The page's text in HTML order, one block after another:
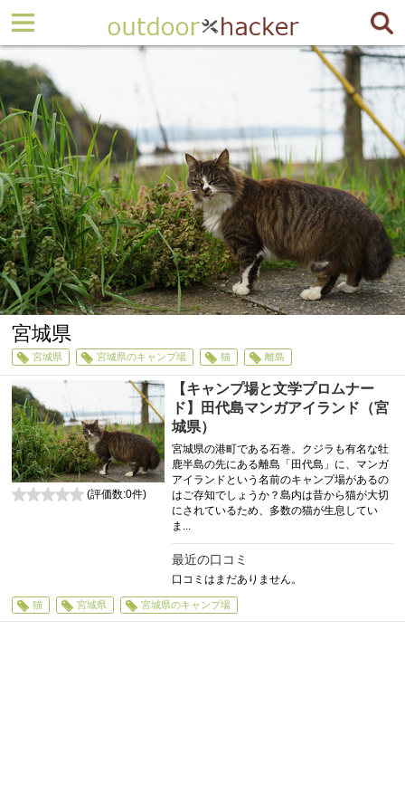
宮城県
宮城県 宮城県のキャンプ場 猫 離島
【キャンプ場と文学プロムナー
ド】田代島マンガアイランド（宮
城県）
宮城県の港町である石巻。クジラも有名な牡
鹿半島の先にある離島「田代島」に、マンガ
アイランドという名前のキャンプ場があるの
はご存知でしょうか？島内は昔から猫が大切
にされているため、多数の猫が生息してい
ま...
最近の口コミ
口コミはまだありません。
(評価数:0件)
猫 宮城県 宮城県のキャンプ場